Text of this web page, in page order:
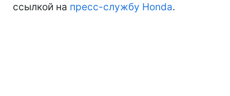
ссылкой на пресс-службу Honda.